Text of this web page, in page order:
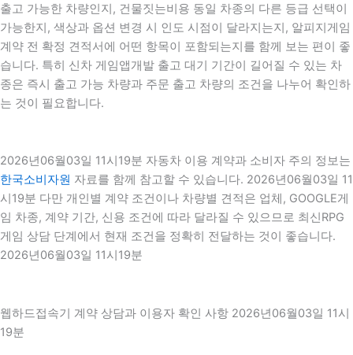
출고 가능한 차량인지, 건물짓는비용 동일 차종의 다른 등급 선택이
가능한지, 색상과 옵션 변경 시 인도 시점이 달라지는지, 알피지게임
계약 전 확정 견적서에 어떤 항목이 포함되는지를 함께 보는 편이 좋
습니다. 특히 신차 게임앱개발 출고 대기 기간이 길어질 수 있는 차
종은 즉시 출고 가능 차량과 주문 출고 차량의 조건을 나누어 확인하
는 것이 필요합니다.
2026년06월03일 11시19분 자동차 이용 계약과 소비자 주의 정보는
한국소비자원 자료를 함께 참고할 수 있습니다. 2026년06월03일 11
시19분 다만 개인별 계약 조건이나 차량별 견적은 업체, GOOGLE게
임 차종, 계약 기간, 신용 조건에 따라 달라질 수 있으므로 최신RPG
게임 상담 단계에서 현재 조건을 정확히 전달하는 것이 좋습니다.
2026년06월03일 11시19분
웹하드접속기 계약 상담과 이용자 확인 사항 2026년06월03일 11시
19분